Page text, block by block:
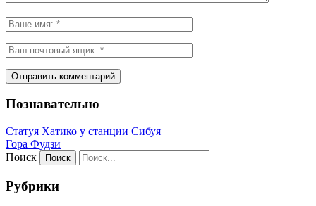
Познавательно
Статуя Хатико у станции Сибуя
Гора Фудзи
Поиск
Рубрики